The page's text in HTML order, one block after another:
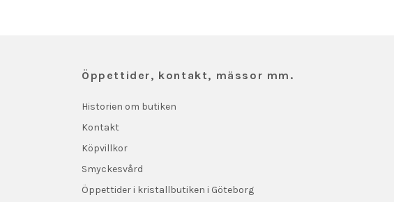
Öppettider, kontakt, mässor mm.
Historien om butiken
Kontakt
Köpvillkor
Smyckesvård
Öppettider i kristallbutiken i Göteborg